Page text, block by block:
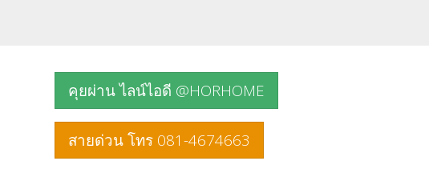
คุยผ่าน ไลน์ไอดี @HORHOME
สายด่วน โทร 081-4674663